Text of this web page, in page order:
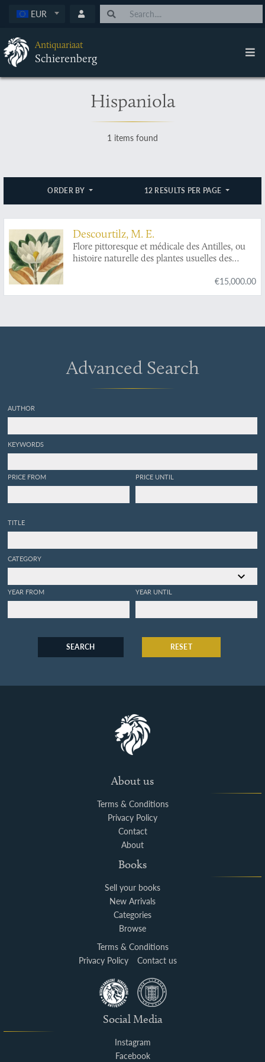
EUR
Antiquariaat
Schierenberg
Hispaniola
1 items found
ORDER BY 12 RESULTS PER PAGE
Descourtilz, M. E.
Flore pittoresque et médicale des Antilles, ou
histoire naturelle des plantes usuelles des
Portugaises; Peinte d'après les dessins faits sur
les lieux par M. J. Th. Descourtilz.
€15,000.00
Advanced Search
AUTHOR
KEYWORDS
PRICE FROM PRICE UNTIL
TITLE
CATEGORY
YEAR FROM YEAR UNTIL
SEARCH RESET
About us
Terms & Conditions
Privacy Policy
Contact
About
Books
Sell your books
New Arrivals
Categories
Browse
Terms & Conditions
Privacy Policy
Contact us
Social Media
Instagram
Facebook